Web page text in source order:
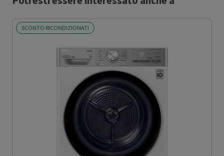
SCONTO RICONDIZIONATI